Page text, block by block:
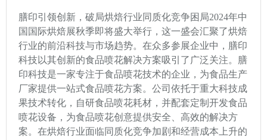
膳印引领创新，破局烘焙行业同质化竞争困局2024年中
国国际烘焙展秋季即将盛大举行，这一盛会汇聚了烘焙
行业的前沿科技与市场趋势。在众多参展企业中，膳印
科技以其创新的食品喷花解决方案吸引了广泛关注。膳
印科技是一家专注于食品喷花技术的企业，为⻝品⽣产
⼚家提供⼀站式⻝品喷花方案。公司依托于重大科技成
果技术转化，自研食品喷花耗材，并配套定制开发食品
喷花设备，为食品喷花创意提供安全、高效的解决方
案。在烘焙行业面临同质化竞争加剧和经营成本上升的